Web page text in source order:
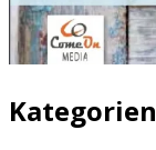
Kategorien